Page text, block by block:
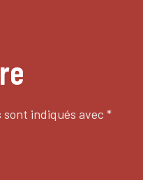
sont indiqués avec *